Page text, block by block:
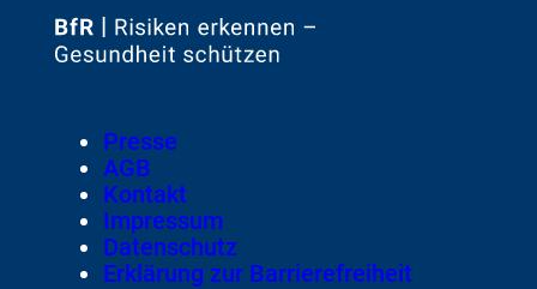
Zur
Footer
Meta-
Navigation
Presse
AGB
Kontakt
Impressum
Datenschutz
Erklärung zur Barrierefreiheit